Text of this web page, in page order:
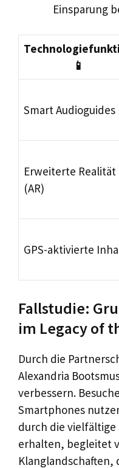
Einsparung
📱
Smart Audioguides
Erweiterte Realität
(AR)
GPS-aktivierte
Fallstudie:
im Legacy of
Durch die
Alexandria
verbessern.
Smartphones
durch die vielfältige
erhalten, begleitet
Klanglandschaften,